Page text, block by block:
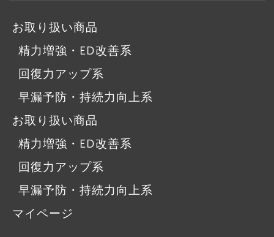
お取り扱い商品
精力増強・ED改善系
回復力アップ系
早漏予防・持続力向上系
お取り扱い商品
精力増強・ED改善系
回復力アップ系
早漏予防・持続力向上系
マイページ